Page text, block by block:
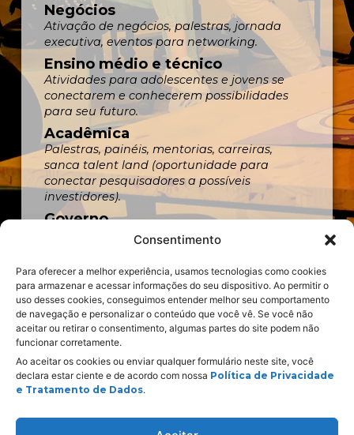
Consentimento
Para oferecer a melhor experiência, usamos tecnologias como cookies
para armazenar e acessar informações do seu dispositivo. Ao permitir o
uso desses cookies, conseguimos entender melhor seu comportamento
de navegação e personalizar o conteúdo que você vê. Se você não
aceitar ou retirar o consentimento, algumas partes do site podem não
funcionar corretamente.
Ao aceitar os cookies ou enviar qualquer formulário neste site, você
declara estar ciente e de acordo com nossa Política de Privacidade
e Tratamento de Dados.
Negócios
Ativação de negócios, palestras, jornada
executiva, eventos para networking.
Ensino médio e técnico
Atividades para adolescentes e jovens se
conectarem e conhecerem possibilidades
para seu futuro.
Acadêmica
Palestras, painéis, mentorias, carreiras,
sanca talent land (oportunidade para
conectar pesquisadores a possíveis
investidores).
Governo
Atividades sobre soluções e tecnologias para
Realização: